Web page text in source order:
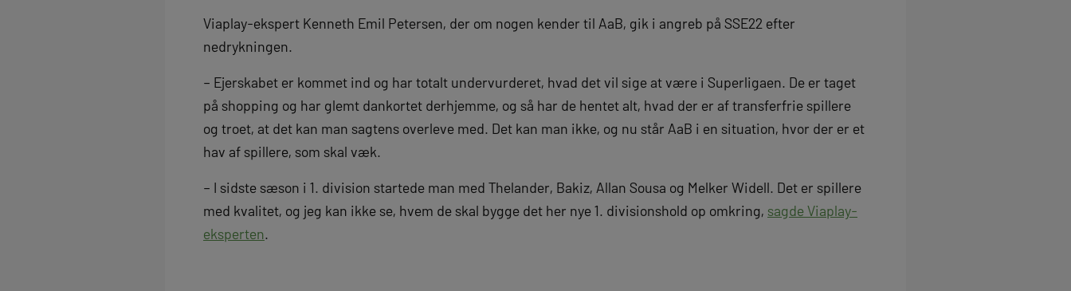
Viaplay-ekspert Kenneth Emil Petersen, der om nogen kender til AaB, gik i angreb på SSE22 efter
nedrykningen.
– Ejerskabet er kommet ind og har totalt undervurderet, hvad det vil sige at være i Superligaen. De er taget
på shopping og har glemt dankortet derhjemme, og så har de hentet alt, hvad der er af transferfrie spillere
og troet, at det kan man sagtens overleve med. Det kan man ikke, og nu står AaB i en situation, hvor der er et
hav af spillere, som skal væk.
– I sidste sæson i 1. division startede man med Thelander, Bakiz, Allan Sousa og Melker Widell. Det er spillere
med kvalitet, og jeg kan ikke se, hvem de skal bygge det her nye 1. divisionshold op omkring, sagde Viaplay-
eksperten.